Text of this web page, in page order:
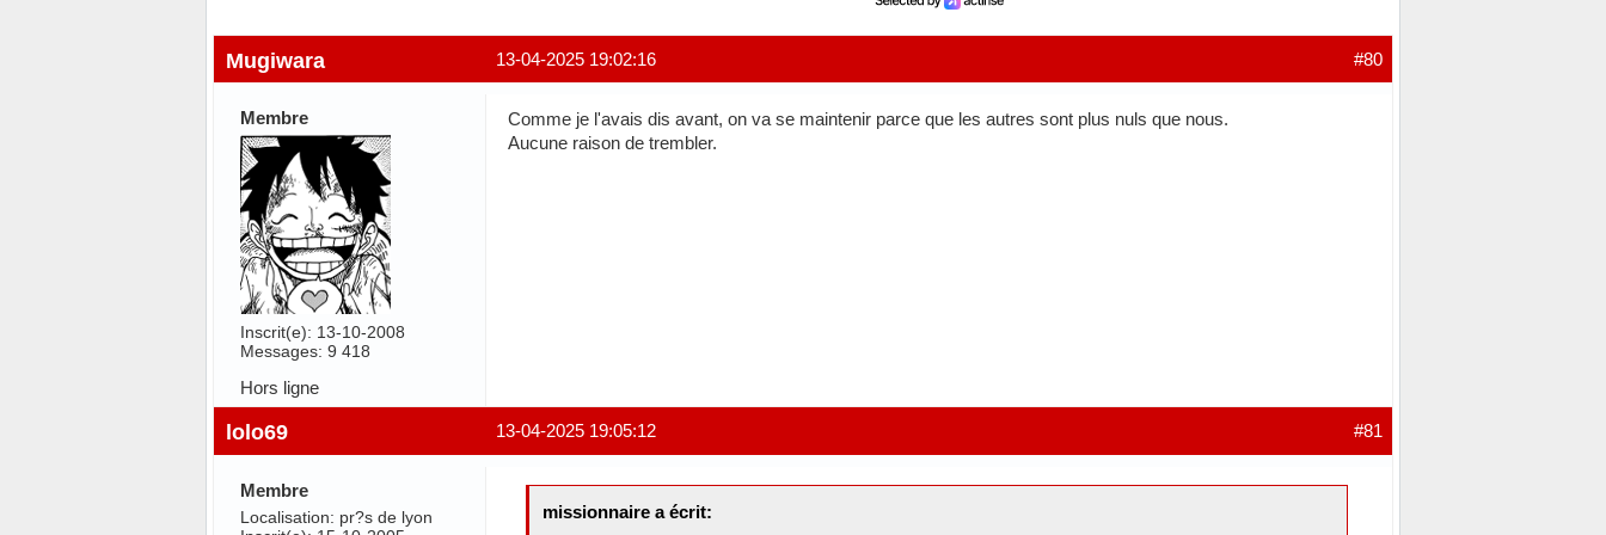
#80
13-04-2025 19:02:16
Mugiwara
Membre
Inscrit(e): 13-10-2008
Messages: 9 418
Comme je l'avais dis avant, on va se maintenir parce que les autres sont plus nuls que nous.
Aucune raison de trembler.
Hors ligne
#81
13-04-2025 19:05:12
lolo69
Membre
Localisation: pr?s de lyon
missionnaire a écrit: